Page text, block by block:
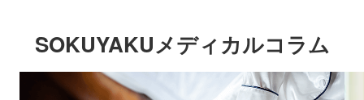
SOKUYAKUメディカルコラム